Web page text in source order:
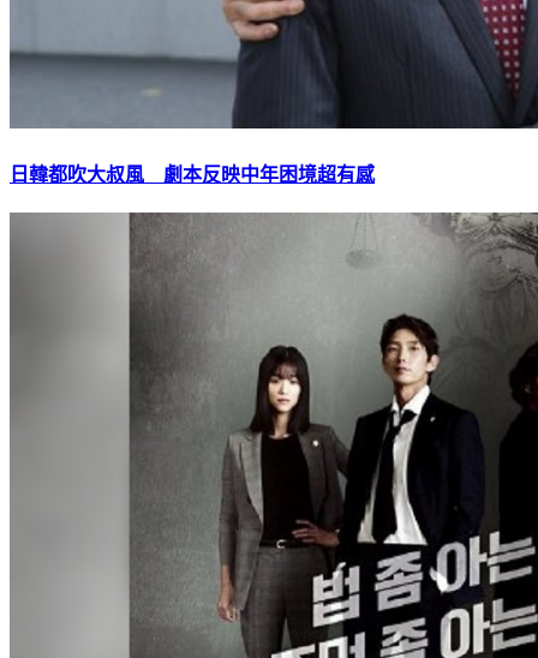
日韓都吹大叔風 劇本反映中年困境超有感